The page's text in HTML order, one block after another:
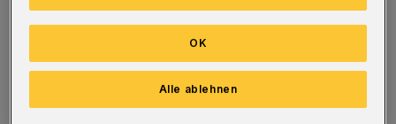
Sommer in der Elberfelder City
Alle ablehnen
OK